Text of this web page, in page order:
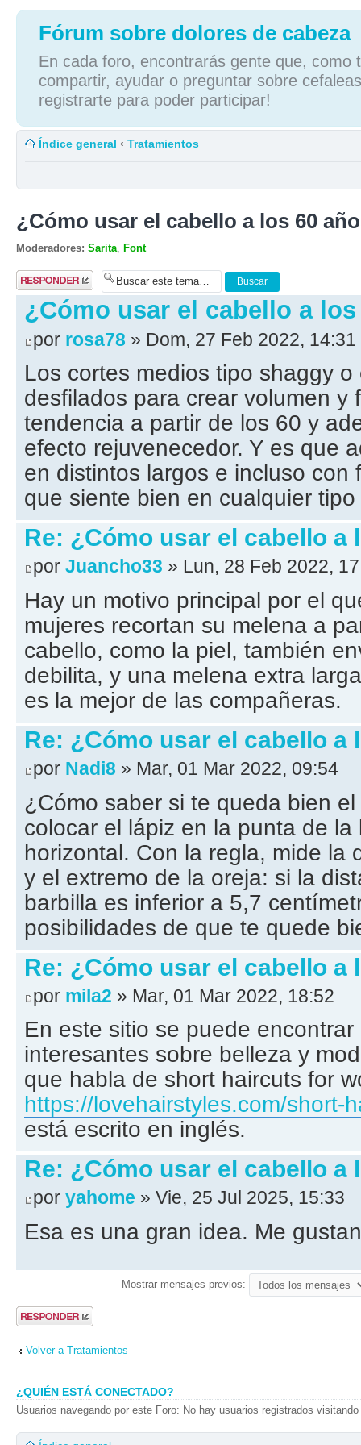
Fórum sobre dolores de cabeza
En cada foro, encontrarás gente que, como
compartir, ayudar o preguntar sobre
registrarte para poder participar!
Índice general ‹ Tratamientos
¿Cómo usar el cabello a los 60
Moderadores: Sarita Font
Publicar una
respuesta
¿Cómo usar el cabello a
por rosa78 » Dom, 27 Feb 2022, 14:31
Los cortes medios tipo shaggy
desfilados para crear volumen y
tendencia a partir de los 60 y
efecto rejuvenecedor. Y es que
en distintos largos e incluso con
que siente bien en cualquier
Re: ¿Cómo usar el cabello a
por Juancho33 » Lun, 28 Feb 2022,
Hay un motivo principal por el
mujeres recortan su melena a
cabello, como la piel, también
debilita, y una melena extra
es la mejor de las compañeras.
Re: ¿Cómo usar el cabello a
por Nadi8 » Mar, 01 Mar 2022, 09:54
¿Cómo saber si te queda bien
colocar el lápiz en la punta de la
horizontal. Con la regla, mide la
y el extremo de la oreja: si la
barbilla es inferior a 5,7
posibilidades de que te quede
Re: ¿Cómo usar el cabello a
por mila2 » Mar, 01 Mar 2022, 18:52
En este sitio se puede
interesantes sobre belleza y
que habla de short haircuts for
https://lovehairstyles.com/short-
está escrito en inglés.
Re: ¿Cómo usar el cabello a
por yahome » Vie, 25 Jul 2025, 15:33
Esa es una gran idea. Me
Mostrar mensajes previos:
Publicar una
respuesta
Volver a Tratamientos
¿QUIÉN ESTÁ CONECTADO?
Usuarios navegando por este Foro: No hay usuarios registrados